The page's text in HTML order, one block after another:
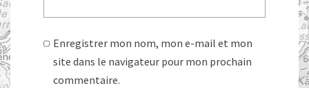
Enregistrer mon nom, mon e-mail et mon
site dans le navigateur pour mon prochain
commentaire.